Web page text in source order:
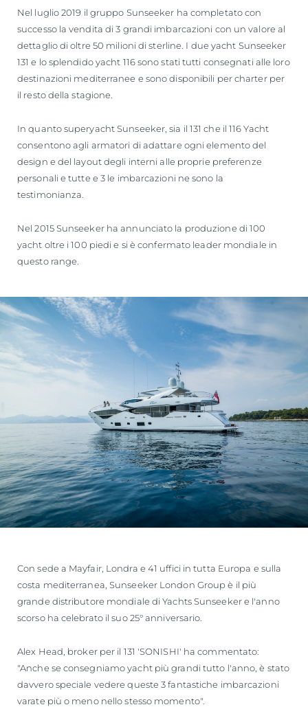
Nel luglio 2019 il gruppo Sunseeker ha completato con
successo la vendita di 3 grandi imbarcazioni con un valore al
dettaglio di oltre 50 milioni di sterline. I due yacht Sunseeker
131 e lo splendido yacht 116 sono stati tutti consegnati alle loro
destinazioni mediterranee e sono disponibili per charter per
il resto della stagione.
In quanto superyacht Sunseeker, sia il 131 che il 116 Yacht
consentono agli armatori di adattare ogni elemento del
design e del layout degli interni alle proprie preferenze
personali e tutte e 3 le imbarcazioni ne sono la
testimonianza.
Nel 2015 Sunseeker ha annunciato la produzione di 100
yacht oltre i 100 piedi e si è confermato leader mondiale in
questo range.
Con sede a Mayfair, Londra e 41 uffici in tutta Europa e sulla
costa mediterranea, Sunseeker London Group è il più
grande distributore mondiale di Yachts Sunseeker e l'anno
scorso ha celebrato il suo 25° anniversario.
Alex Head, broker per il 131 'SONISHI' ha commentato:
"Anche se consegniamo yacht più grandi tutto l'anno, è stato
davvero speciale vedere queste 3 fantastiche imbarcazioni
varate più o meno nello stesso momento".